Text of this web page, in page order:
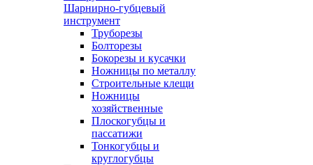
Шарнирно-губцевый
инструмент
Труборезы
Болторезы
Бокорезы и кусачки
Ножницы по металлу
Строительные клещи
Ножницы
хозяйственные
Плоскогубцы и
пассатижи
Тонкогубцы и
круглогубцы